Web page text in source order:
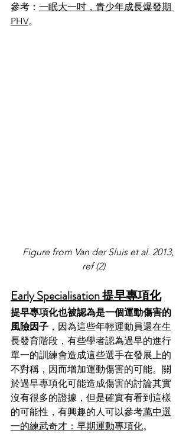
參考： 一眠大一吋，青少年成長爆發期
PHV。
ref (2)
Early Specialisation 提早專項化
提早專項化也被認為是一個運動傷害的
風險因子 ，因為這些年輕運動員還在生
長發育階段，有些學者認為過早的進行
單一的訓練會造成這些選手在發展上的
不對稱，因而增加運動傷害的可能。關
於過早專項化可能造成傷害的討論其實
沒有很多的證據，但是確實有看到這樣
的可能性，有興趣的人可以參考萬中選
一的練武奇才：早期運動專項化。